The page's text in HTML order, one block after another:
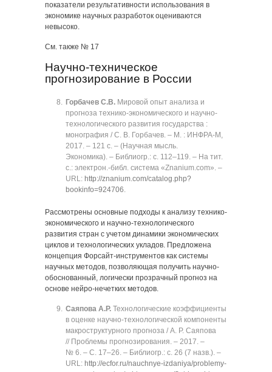
показатели результативности использования в
экономике научных разработок оцениваются
невысоко.
См. также № 17
Научно-техническое
прогнозирование в России
Горбачев С.В. Мировой опыт анализа и
прогноза технико-экономического и научно-
технологического развития государства :
монография / С. В. Горбачев. ‒ М. : ИНФРА-М,
2017. ‒ 121 с. ‒ (Научная мысль.
Экономика). ‒ Библиогр.: с. 112‒119. ‒ На тит.
с.: электрон.-библ. система «Znanium.com». ‒
URL: http://znanium.com/catalog.php?
bookinfo=924706.
Рассмотрены основные подходы к анализу технико-
экономического и научно-технологического
развития стран с учетом динамики экономических
циклов и технологических укладов. Предложена
концепция Форсайт-инструментов как системы
научных методов, позволяющая получить научно-
обоснованный, логически прозрачный прогноз на
основе нейро-нечетких методов.
Саяпова А.Р. Технологические коэффициенты
в оценке научно-технологической компоненты
макроструктурного прогноза / А. Р. Саяпова
// Проблемы прогнозирования. ‒ 2017. ‒
№ 6. ‒ C. 17‒26. ‒ Библиогр.: с. 26 (7 назв.). ‒
URL: http://ecfor.ru/nauchnye-izdaniya/problemy-